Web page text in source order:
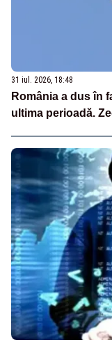
31 iul. 2026, 18:48
România a dus în
ultima perioadă.